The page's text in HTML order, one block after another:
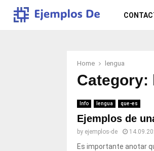
Home lengua
Category:
Info lengua que-es
Ejemplos de
by ejemplos-de
Es importante anotar